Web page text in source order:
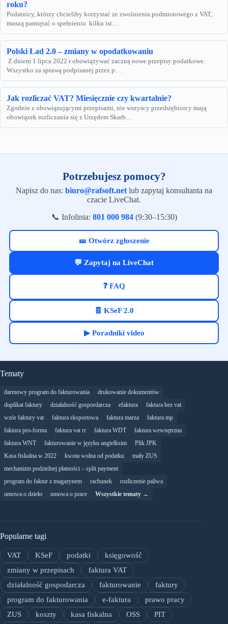
roku?
Podatnicy, którzy chcieliby korzystać ze zwolnienia podmiotowego z VAT,
muszą pamiętać o spełnieniu kilku ist…
Polski Ład 2.0 – zmiany w opodatkowaniu
Z dniem 1 lipca 2022 r obowiązywać zaczną nowe przepisy podatkowe.
Wszystko za sprawą podpisanej przez p…
Jak rozliczać VAT? Miesięcznie czy kwartalnie?
Zgodnie z obowiązującymi przepisami, nie wszyscy przedsiębiorcy mają
obowiązek rozliczania się z Urzędem Skarb…
Potrzebujesz pomocy?
Napisz do nas: biuro@rafsoft.net lub zapytaj konsultanta na
czacie LiveChat.
📞 Infolinia: 801 000 984(9:30–15:30)
🎫 Otwórz zgłoszenie
💬 Zapytaj na LiveChat
❓ FAQ
🧾 KSeF 2.0
▶ Poradniki video
Tematy
darmowy program do fakturowania
drukowanie dokumentów
duplikat faktury
działalność gospordarcza efaktura
faktura bez vat
wzór faktury vat
faktura eksportowa faktura marza
faktura mp
faktura pro-forma
faktura vat rr faktura WDT
faktura wewnętrzna
faktura WNT
fakturowanie w języku angielksim
Plik JPK
Kasa fiskalna w 2022
kwota wolna od podatku
mały ZUS
mechanizm podzielnej płatności – split payment
program do faktur z magazynem
rachunek
rozliczenie paliwa
umowa o dzieło
umowa o prace Wszystkie tematy →
Popularne tagi
VAT KSeF podatki
księgowość
zmiany w przepisach
faktura VAT
działalność gospodarcza
fakturowanie
faktury
program do fakturowania
e-faktura
prawo pracy
ZUS
koszty kasa fiskalna OSS
PIT